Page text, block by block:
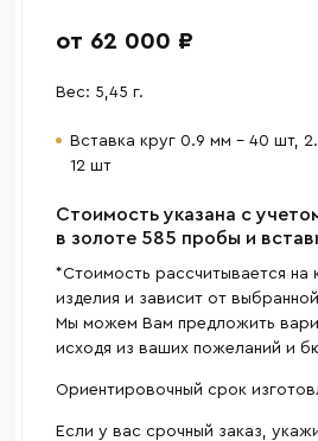
от 62 000 ₽
Вес: 5,45 г.
Вставка круг 0.9 мм – 40 шт,
12 шт
Cтоимость указана с
в золоте 585 пробы и
*Стоимость рассчитывается на
изделия и зависит от
Мы можем Вам предложить
исходя из ваших пожеланий и
Ориентировочный срок
Если у вас срочный заказ,